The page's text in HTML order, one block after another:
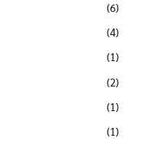
(6)
(4)
(1)
(2)
(1)
(1)